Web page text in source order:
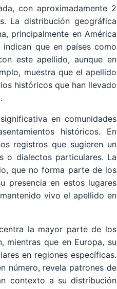
con aproximadamente 2
La distribución geográfica
principalmente en América
que en países como
este apellido, aunque en
muestra que el apellido
históricos que han llevado
en comunidades
históricos. En
registros que sugieren un
o dialectos particulares. La
que no forma parte de los
presencia en estos lugares
vivo el apellido en
la mayor parte de los
mientras que en Europa, su
en regiones específicas.
número, revela patrones de
contexto a su distribución